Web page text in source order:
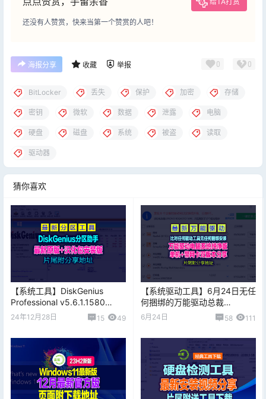
还没有人赞赏，快来当第一个赞赏的人吧！
海报分享 收藏 举报 0 0
BitLocker 丢失 保护 加密 存储
密钥 微软 数据 泄露 电脑
硬盘 磁盘 系统 被盗 读取
驱动器
猜你喜欢
【系统工具】DiskGenius
Professional v5.6.1.1580
Multilingual 多语言完整版（专
24年12月28日 15 49
【系统驱动工具】6月24日无任
何捆绑的万能驱动总裁
v2.20.0.8免扫码登录绿色单文
6月24日 58 111